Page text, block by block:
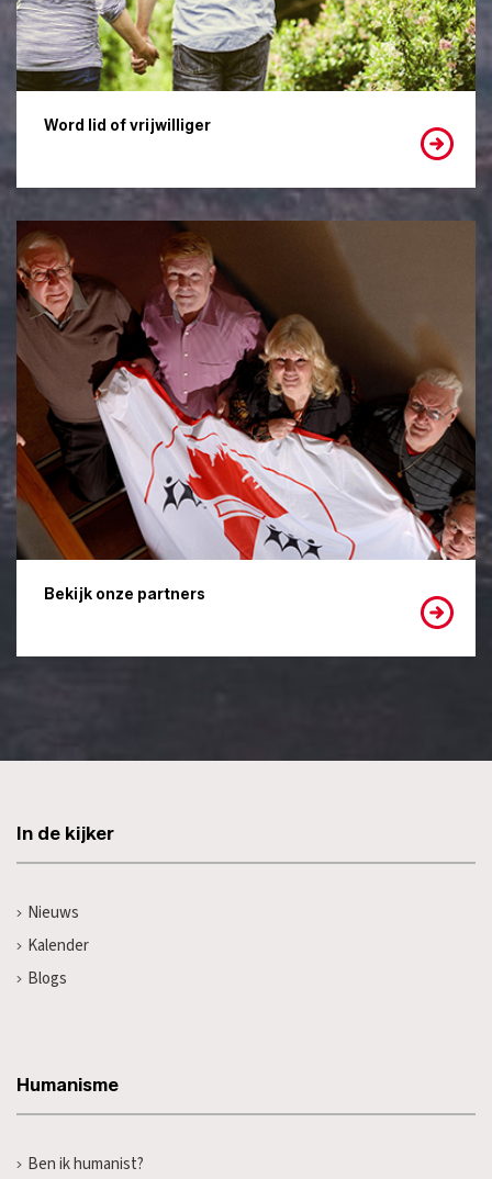
Word lid of vrijwilliger
Bekijk onze partners
In de kijker
Nieuws
Kalender
Blogs
Humanisme
Ben ik humanist?